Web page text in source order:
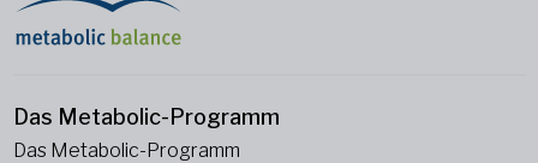
Das Metabolic-Programm
Das Metabolic-Programm